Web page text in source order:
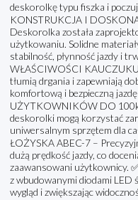
deskorolkę typu fiszka i
KONSTRUKCJA I
Deskorolka została
użytkowaniu. Solidne
stabilność, płynność jazdy i
WŁAŚCIWOŚCI
tłumią drgania i zapewniają
komfortową i bezpieczną
UŻYTKOWNIKÓW DO
deskorolki mogą korzystać
uniwersalnym sprzętem dla
ŁOŻYSKA ABEC-7 –
dużą prędkość jazdy, co
zaawansowani użytkownicy.
z wbudowanymi diodami LED
wygląd i zwiększając